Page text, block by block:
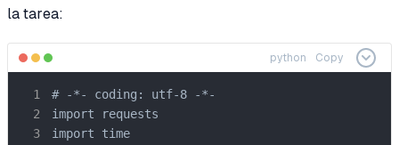
la tarea:
python Copy
# -*- coding: utf-8 -*-
import requests
import time